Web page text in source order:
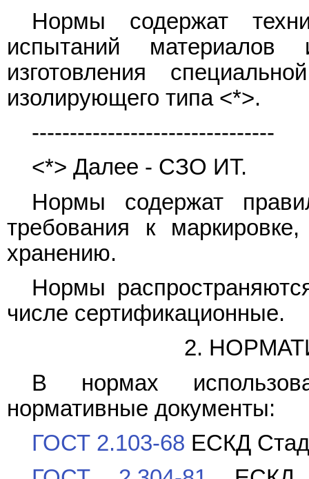
Нормы содержат
испытаний
изготовления
изолирующего типа <*>.
--------------------------------
<*> Далее - СЗО ИТ.
Нормы содержат
требования к
хранению.
Нормы
числе сертификационные.
2.
В нормах
нормативные документы:
ГОСТ 2.103-68 ЕСКД